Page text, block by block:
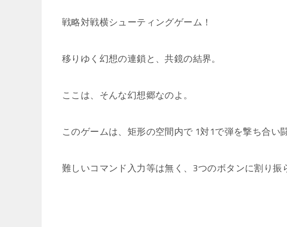
戦略対戦横シューティングゲーム！
移りゆく幻想の連鎖と、共鏡の結界。
ここは、そんな幻想郷なのよ。
このゲームは、矩形の空間内で 1対1で弾を撃ち合い
難しいコマンド入力等は無く、3つのボタンに割り振